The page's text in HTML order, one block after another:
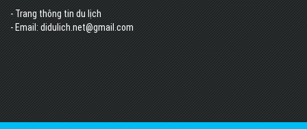
- Trang thông tin du lịch
- Email: didulich.net@gmail.com